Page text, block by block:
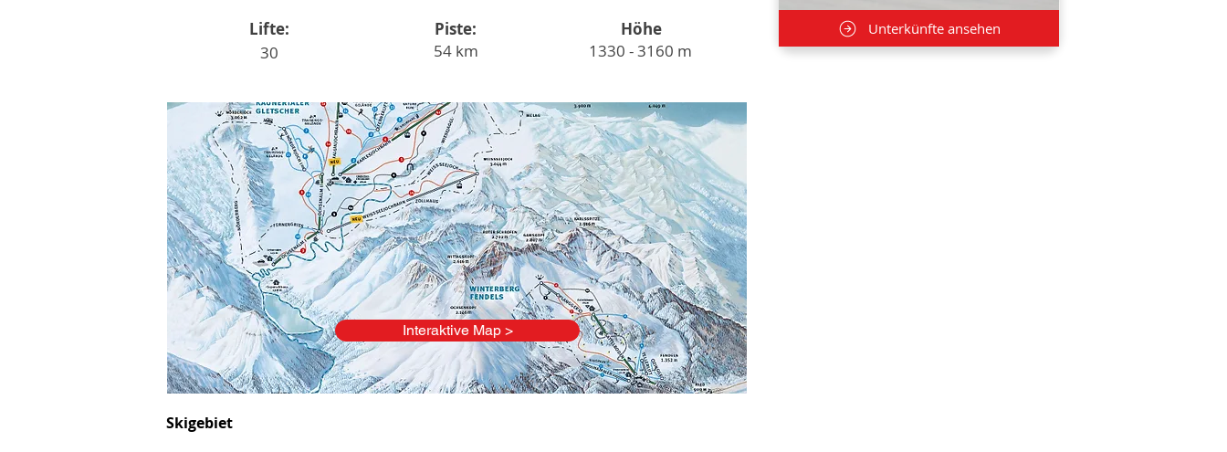
Lifte: Piste:
Höhe
30
54 km 1330 - 3160 m
Unterkünfte ansehen
Interaktive Map >
Skigebiet